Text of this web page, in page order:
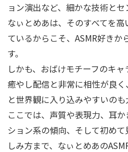
ョン演出など、細かな技術とセ
なぃとめあは、そのすべてを
ているからこそ、ASMR好きか
す。
しかも、おばけモチーフのキ
癒やし配信と非常に相性が良
と世界観に入り込みやすいのも
ここでは、声質や表現力、耳
ション系の傾向、そして初め
しみ方まで、なぃとめあの